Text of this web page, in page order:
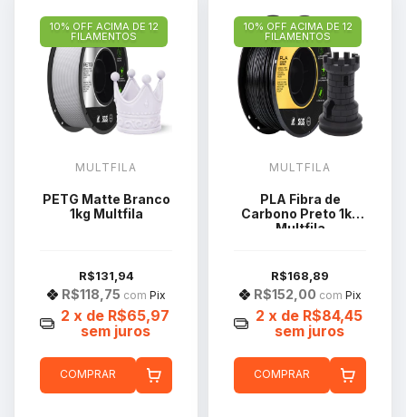
10% OFF ACIMA DE 12
FILAMENTOS
MULTFILA
PETG Matte Branco
1kg Multfila
R$131,94
R$118,75 com Pix
2 x de R$65,97
sem juros
COMPRAR
10% OFF ACIMA DE 12
FILAMENTOS
MULTFILA
PLA Fibra de
Carbono Preto 1kg
Multfila
R$168,89
R$152,00 com Pix
2 x de R$84,45
sem juros
COMPRAR